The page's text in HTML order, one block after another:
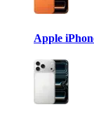
Apple